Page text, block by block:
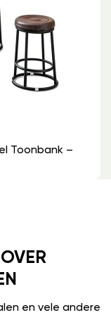
Toonbank –
en vele andere